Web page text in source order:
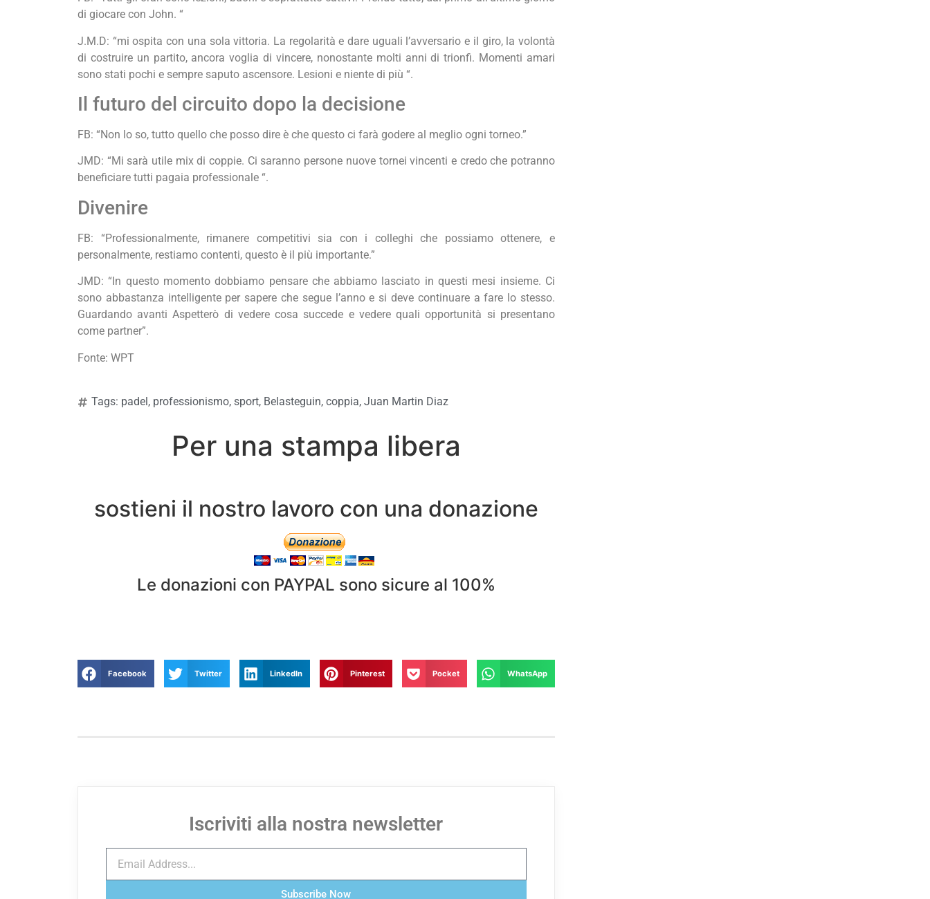
di giocare con John. “
J.M.D: “mi ospita con una sola vittoria. La regolarità e dare uguali l’avversario e il giro, la volontà
di costruire un partito, ancora voglia di vincere, nonostante molti anni di trionfi. Momenti amari
sono stati pochi e sempre saputo ascensore. Lesioni e niente di più “.
Il futuro del circuito dopo la decisione
FB: “Non lo so, tutto quello che posso dire è che questo ci farà godere al meglio ogni torneo.”
JMD: “Mi sarà utile mix di coppie. Ci saranno persone nuove tornei vincenti e credo che potranno
beneficiare tutti pagaia professionale “.
Divenire
FB: “Professionalmente, rimanere competitivi sia con i colleghi che possiamo ottenere, e
personalmente, restiamo contenti, questo è il più importante.”
JMD: “In questo momento dobbiamo pensare che abbiamo lasciato in questi mesi insieme. Ci
sono abbastanza intelligente per sapere che segue l’anno e si deve continuare a fare lo stesso.
Guardando avanti Aspetterò di vedere cosa succede e vedere quali opportunità si presentano
come partner”.
Fonte: WPT
Tags: padel, professionismo, sport, Belasteguin, coppia, Juan Martin Diaz
Per una stampa libera
sostieni il nostro lavoro con una donazione
Le donazioni con PAYPAL sono sicure al 100%
Facebook Twitter LinkedIn Pinterest Pocket WhatsApp
Iscriviti alla nostra newsletter
Subscribe Now